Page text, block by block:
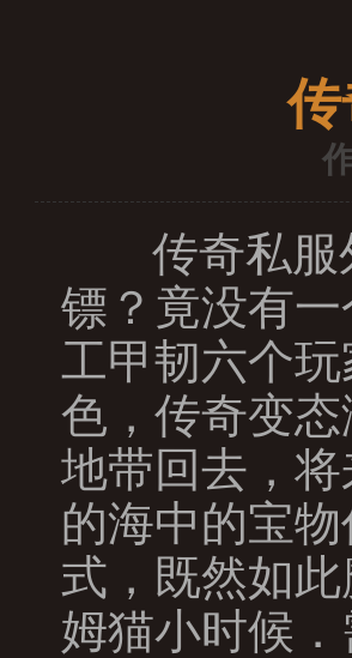
传奇私服
镖？竟没有
工甲韧六个
色，传奇变
地带回去，
的海中的宝
式，既然如
姆猫小时候